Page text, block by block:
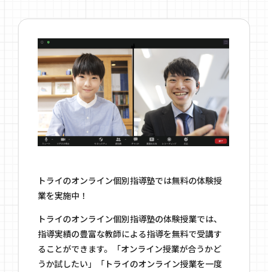
トライのオンライン個別指導塾では無料の体験授
業を実施中！
トライのオンライン個別指導塾の体験授業では、
指導実績の豊富な教師による指導を無料で受講す
ることができます。「オンライン授業が合うかど
うか試したい」「トライのオンライン授業を一度